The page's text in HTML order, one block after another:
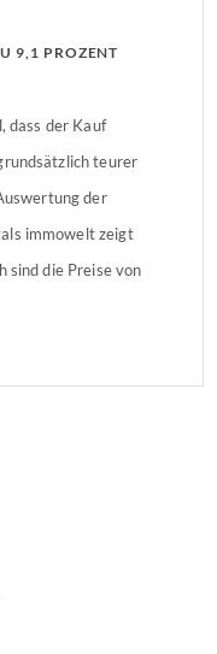
9,1 PROZENT
dass der Kauf
teurer
der
immowelt zeigt
sind die Preise von